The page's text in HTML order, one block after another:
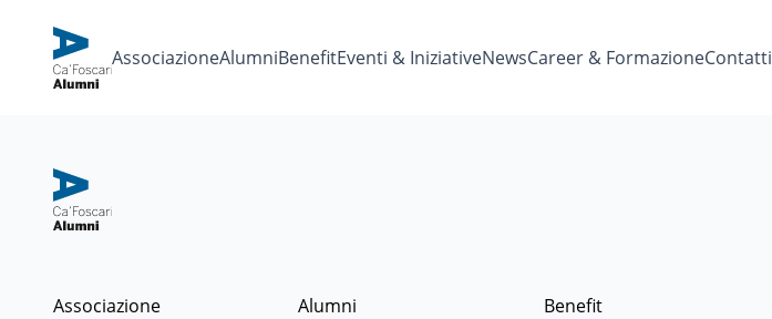
AssociazioneAlumniBenefitEventi & IniziativeNewsCareer & FormazioneContatti
Associazione Alumni Benefit